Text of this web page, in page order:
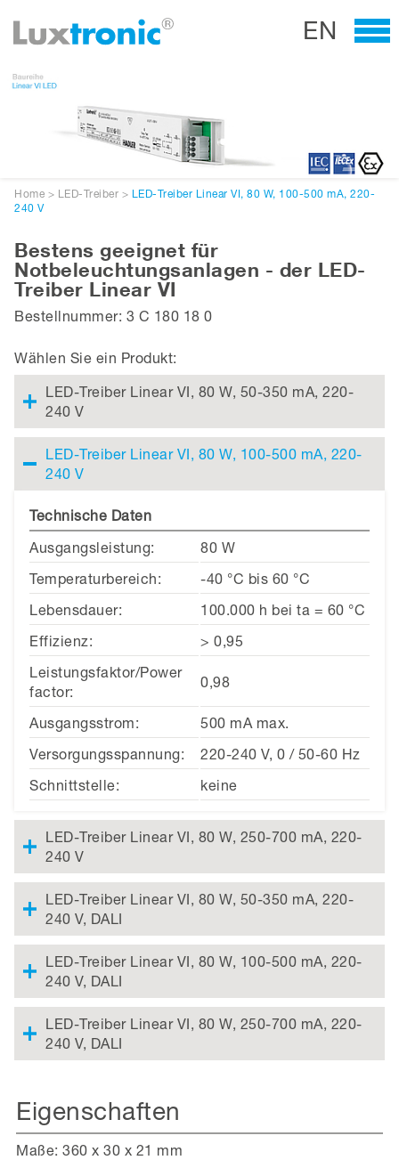
EN
Home > LED-Treiber > LED-Treiber Linear VI, 80 W, 100-500 mA, 220-
240 V
Bestens geeignet für
Notbeleuchtungsanlagen - der LED-
Treiber Linear VI
Bestellnummer: 3 C 180 18 0
Wählen Sie ein Produkt:
LED-Treiber Linear VI, 80 W, 50-350 mA, 220-
240 V
LED-Treiber Linear VI, 80 W, 100-500 mA, 220-
240 V
Technische Daten
Ausgangsleistung:
80 W
Temperaturbereich:
-40 °C bis 60 °C
Lebensdauer:
100.000 h bei ta = 60 °C
Effizienz:
> 0,95
Leistungsfaktor/Power
factor:
0,98
Ausgangsstrom:
500 mA max.
Versorgungsspannung:
220-240 V, 0 / 50-60 Hz
Schnittstelle:
keine
LED-Treiber Linear VI, 80 W, 250-700 mA, 220-
240 V
LED-Treiber Linear VI, 80 W, 50-350 mA, 220-
240 V, DALI
LED-Treiber Linear VI, 80 W, 100-500 mA, 220-
240 V, DALI
LED-Treiber Linear VI, 80 W, 250-700 mA, 220-
240 V, DALI
Eigenschaften
Maße: 360 x 30 x 21 mm